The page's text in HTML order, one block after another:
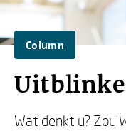
Column
Wat denkt u? Zou